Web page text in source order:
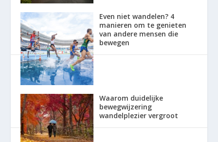
Even niet wandelen? 4
manieren om te genieten
van andere mensen die
bewegen
Waarom duidelijke
bewegwijzering
wandelplezier vergroot